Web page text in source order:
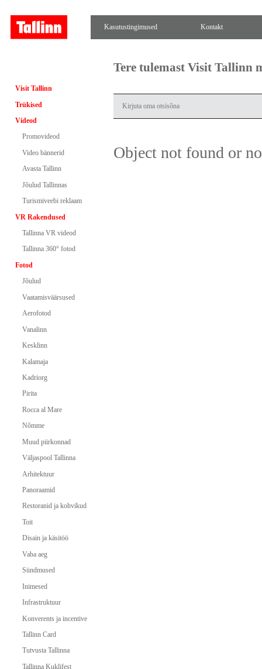
Kasutustingimused Kontakt
Visit Tallinn
Trükised
Videod
Promovideod
Video bännerid
Avasta Tallinn
Jõulud Tallinnas
Turismiveebi reklaam
VR Rakendused
Tallinna VR videod
Tallinna 360° fotod
Fotod
Jõulud
Vaatamisväärsused
Aerofotod
Vanalinn
Kesklinn
Kalamaja
Kadriorg
Pirita
Rocca al Mare
Nõmme
Muud piirkonnad
Väljaspool Tallinna
Arhitektuur
Panoraamid
Restoranid ja kohvikud
Toit
Disain ja käsitöö
Vaba aeg
Sündmused
Inimesed
Infrastruktuur
Konverents ja incentive
Tallinn Card
Tutvusta Tallinna
Tallinna Kuklifest
Tere tulemast Visit Tallinn
Object not found or